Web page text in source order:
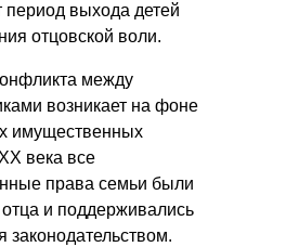
период выхода детей
отцовской воли.
между
возникает на фоне
имущественных
века все
права семьи были
и поддерживались